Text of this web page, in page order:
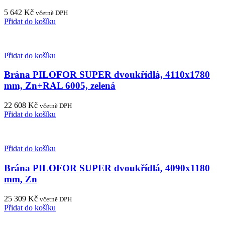
5 642 Kč včetně DPH
Přidat do košíku
Přidat do košíku
Brána PILOFOR SUPER dvoukřídlá, 4110x1780
mm, Zn+RAL 6005, zelená
22 608 Kč včetně DPH
Přidat do košíku
Přidat do košíku
Brána PILOFOR SUPER dvoukřídlá, 4090x1180
mm, Zn
25 309 Kč včetně DPH
Přidat do košíku